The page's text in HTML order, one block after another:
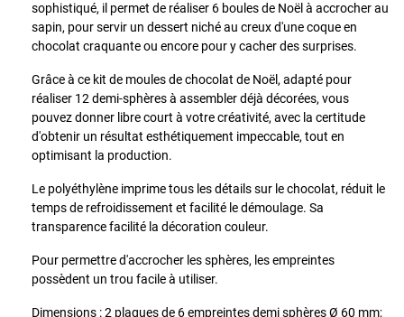
sophistiqué, il permet de réaliser 6 boules de Noël à accrocher au
sapin, pour servir un dessert niché au creux d'une coque en
chocolat craquante ou encore pour y cacher des surprises.
Grâce à ce kit de moules de chocolat de Noël, adapté pour
réaliser 12 demi-sphères à assembler déjà décorées, vous
pouvez donner libre court à votre créativité, avec la certitude
d'obtenir un résultat esthétiquement impeccable, tout en
optimisant la production.
Le polyéthylène imprime tous les détails sur le chocolat, réduit le
temps de refroidissement et facilité le démoulage. Sa
transparence facilité la décoration couleur.
Pour permettre d'accrocher les sphères, les empreintes
possèdent un trou facile à utiliser.
Dimensions : 2 plaques de 6 empreintes demi sphères Ø 60 mm;